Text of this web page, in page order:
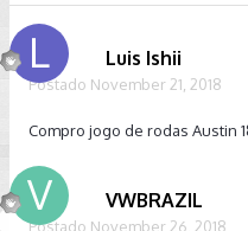
Luis Ishii
Postado November 21, 2018
Compro jogo de rodas Austin
VWBRAZIL
Postado November 26, 2018